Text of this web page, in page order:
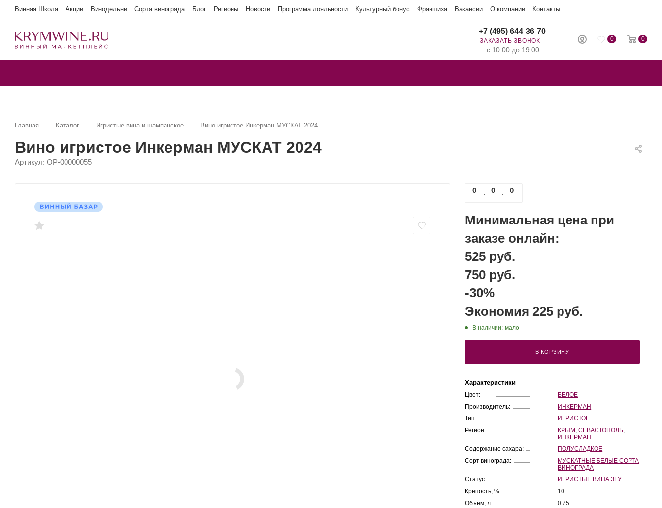
Винная Школа Акции Винодельни Сорта винограда Блог Регионы Новости Программа лояльности Культурный бонус Франшиза Вакансии О компании Контакты
0 0
+7 (495) 644-36-70
ЗАКАЗАТЬ ЗВОНОК
с 10:00 до 19:00
Главная — Каталог — Игристые вина и шампанское — Вино игристое Инкерман МУСКАТ 2024
Вино игристое Инкерман МУСКАТ 2024
Артикул: OP-00000055
0 0 0
Минимальная цена при
заказе онлайн:
525 руб.
750 руб.
-30%
Экономия 225 руб.
В наличии: мало
В КОРЗИНУ
Характеристики
Цвет:
БЕЛОЕ
Производитель:
ИНКЕРМАН
Тип:
ИГРИСТОЕ
Регион:
КРЫМ ,СЕВАСТОПОЛЬ
ИНКЕРМАН
Содержание сахара:
ПОЛУСЛАДКОЕ
Сорт винограда:
МУСКАТНЫЕ БЕЛЫЕ СОРТА
ВИНОГРАДА
Статус:
ИГРИСТЫЕ ВИНА ЗГУ
Крепость, %:
10
Объём, л:
0.75